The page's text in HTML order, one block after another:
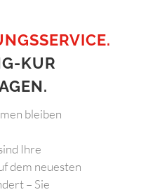
KUR
bleiben
Ihre
dem neuesten
– Sie